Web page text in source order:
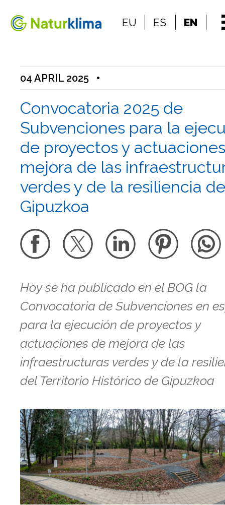
Go to the content
EU ES EN
04 APRIL 2025 •
Convocatoria 2025 de
Subvenciones para la
de proyectos y
mejora de las
verdes y de la resiliencia
Gipuzkoa
Hoy se ha publicado en el BOG la
Convocatoria de Subvenciones en
para la ejecución de proyectos y
actuaciones de mejora de las
infraestructuras verdes y de la
del Territorio Histórico de Gipuzkoa